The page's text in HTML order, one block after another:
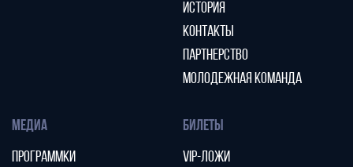
ИСТОРИЯ
КОНТАКТЫ
ПАРТНЕРСТВО
МОЛОДЕЖНАЯ КОМАНДА
МЕДИА
ПРОГРАММКИ
БИЛЕТЫ
VIP-ЛОЖИ